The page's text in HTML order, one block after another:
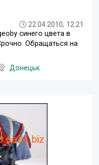
22.04.2010, 12:21
синего цвета в
Обращаться на
Донецьк